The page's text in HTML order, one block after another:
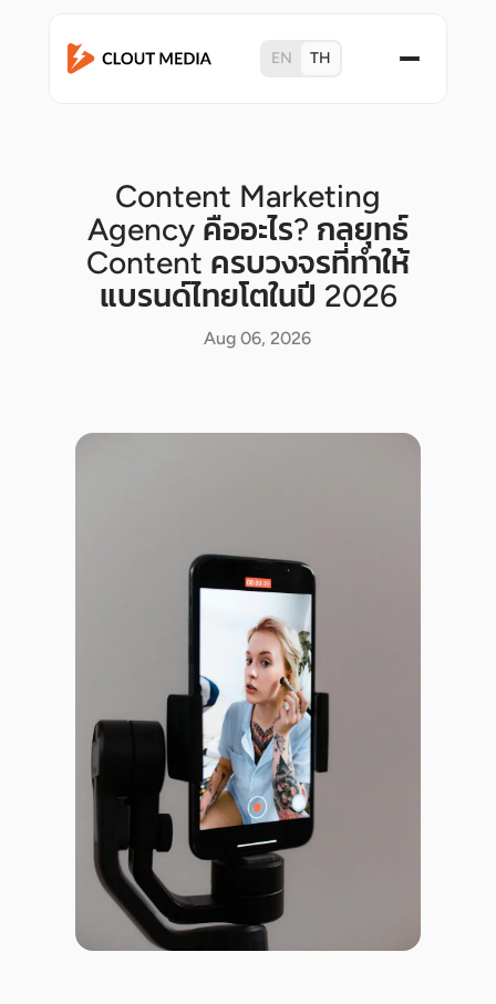
EN TH
Content Marketing
Agency คืออะไร? กลยุทธ์
Content ครบวงจรที่ทำให้
แบรนด์ไทยโตในปี 2026
Aug 06, 2026